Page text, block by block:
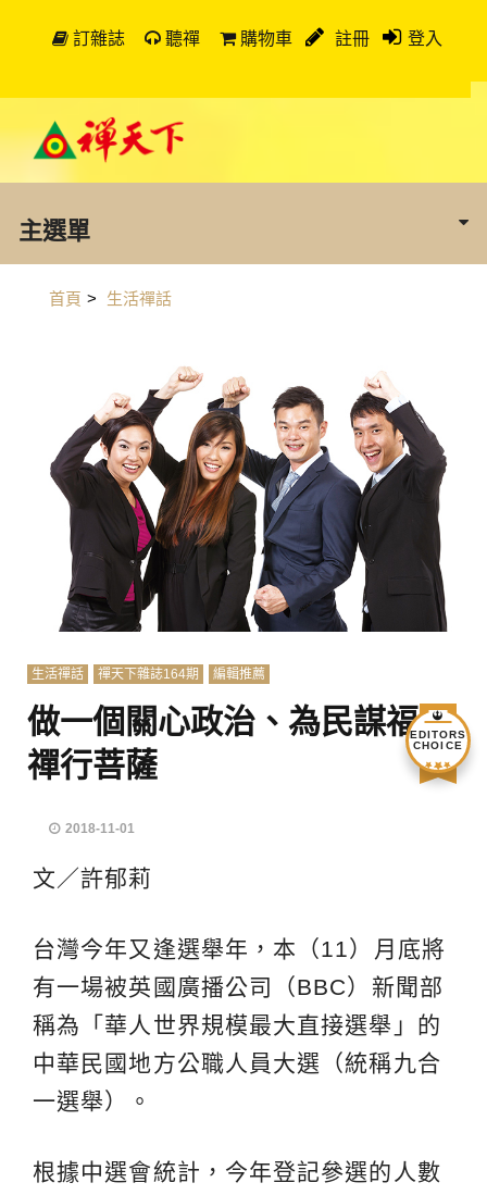
訂雜誌 聽禪 購物車 註冊 登入
主選單
首頁 > 生活禪話
生活禪話 禪天下雜誌164期 編輯推薦
做一個關心政治、為民謀福的
禪行菩薩
2018-11-01
EDITORS
CHOICE
文／許郁莉
台灣今年又逢選舉年，本（11）月底將
有一場被英國廣播公司（BBC）新聞部
稱為「華人世界規模最大直接選舉」的
中華民國地方公職人員大選（統稱九合
一選舉）。
根據中選會統計，今年登記參選的人數